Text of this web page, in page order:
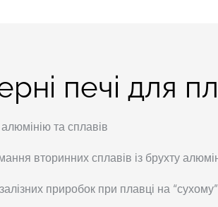
печі для
та сплавів
вторинних сплавів із брухту
приробок при плавці на